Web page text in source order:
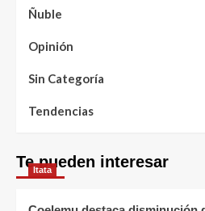
Ñuble
Opinión
Sin Categoría
Tendencias
Te pueden interesar
Itata